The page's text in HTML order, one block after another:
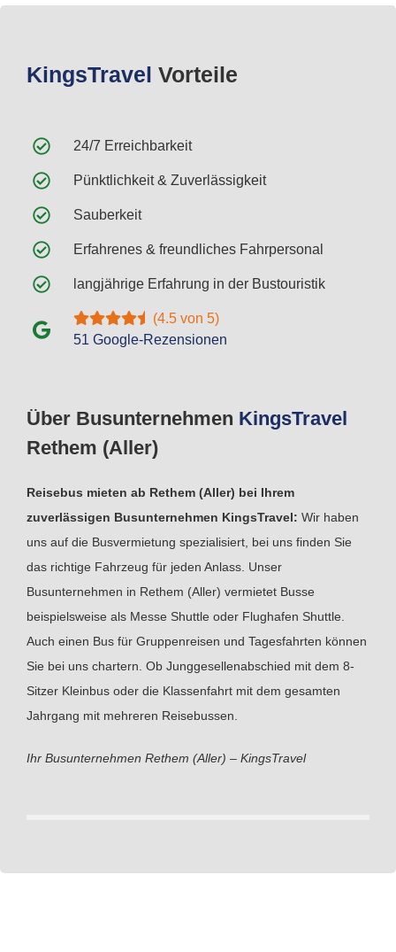
Über Busunternehmen KingsTravel
Rethem (Aller)
Reisebus mieten ab Rethem (Aller) bei Ihrem
zuverlässigen Busunternehmen KingsTravel: Wir haben
uns auf die Busvermietung spezialisiert, bei uns finden Sie
das richtige Fahrzeug für jeden Anlass. Unser
Busunternehmen in Rethem (Aller) vermietet Busse
beispielsweise als Messe Shuttle oder Flughafen Shuttle.
Auch einen Bus für Gruppenreisen und Tagesfahrten können
Sie bei uns chartern. Ob Junggesellenabschied mit dem 8-
Sitzer Kleinbus oder die Klassenfahrt mit dem gesamten
Jahrgang mit mehreren Reisebussen.
Ihr Busunternehmen Rethem (Aller) – KingsTravel
KingsTravel Vorteile
24/7 Erreichbarkeit
Pünktlichkeit & Zuverlässigkeit
Sauberkeit
Erfahrenes & freundliches Fahrpersonal
langjährige Erfahrung in der Bustouristik
(4.5 von 5)
51 Google-Rezensionen